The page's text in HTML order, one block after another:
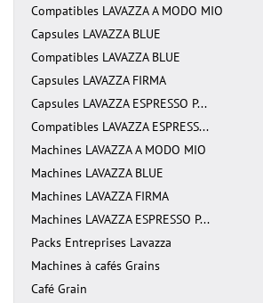
Compatibles LAVAZZA A MODO MIO
Capsules LAVAZZA BLUE
Compatibles LAVAZZA BLUE
Capsules LAVAZZA FIRMA
Capsules LAVAZZA ESPRESSO P...
Compatibles LAVAZZA ESPRESS...
Machines LAVAZZA A MODO MIO
Machines LAVAZZA BLUE
Machines LAVAZZA FIRMA
Machines LAVAZZA ESPRESSO P...
Packs Entreprises Lavazza
Machines à cafés Grains
Café Grain